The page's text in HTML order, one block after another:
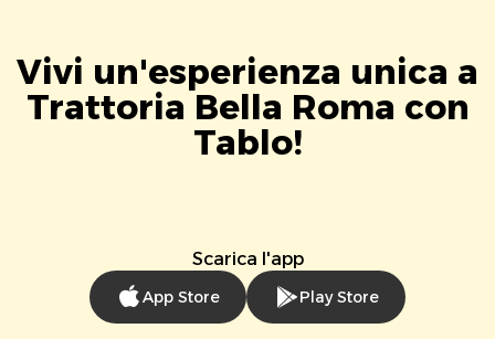
Vivi un'esperienza unica a
Trattoria Bella Roma con
Tablo!
Scarica l'app
App Store Play Store